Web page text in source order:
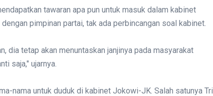
tawaran apa pun untuk masuk dalam kabinet
pimpinan partai, tak ada perbincangan soal kabinet.
dia tetap akan menuntaskan janjinya pada masyarakat
saja," ujarnya.
nama untuk duduk di kabinet Jokowi-JK. Salah satunya Tri